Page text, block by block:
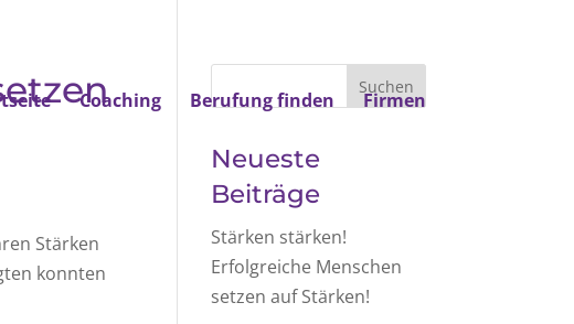
Coaching Berufung finden Firmen
Stärken
konnten
Neueste
Beiträge
Stärken stärken!
Erfolgreiche Menschen
setzen auf Stärken!